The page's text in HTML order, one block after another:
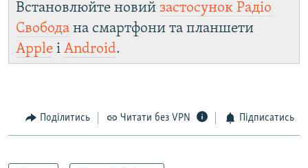
Встановлюйте новий застосунок Радіо
Свобода на смартфони та планшети
Apple і Android.
Поділитись Читати без VPN Підписатись